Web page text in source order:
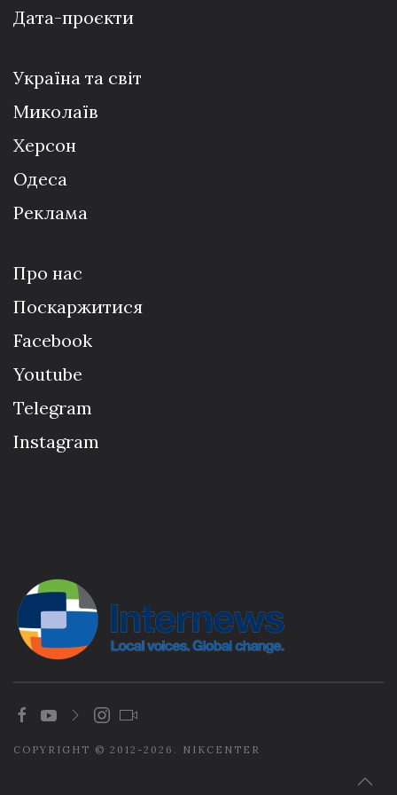
Дата-проєкти
Україна та світ
Миколаїв
Херсон
Одеса
Реклама
Про нас
Поскаржитися
Facebook
Youtube
Telegram
Instagram
COPYRIGHT © 2012-2026. NIKCENTER